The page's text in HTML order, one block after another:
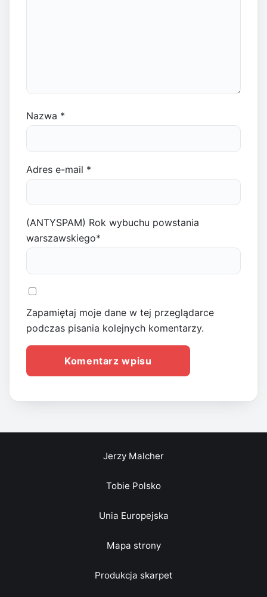
Nazwa *
Adres e-mail *
(ANTYSPAM) Rok wybuchu powstania
warszawskiego*
Zapamiętaj moje dane w tej przeglądarce
podczas pisania kolejnych komentarzy.
Jerzy Malcher
Tobie Polsko
Unia Europejska
Mapa strony
Produkcja skarpet